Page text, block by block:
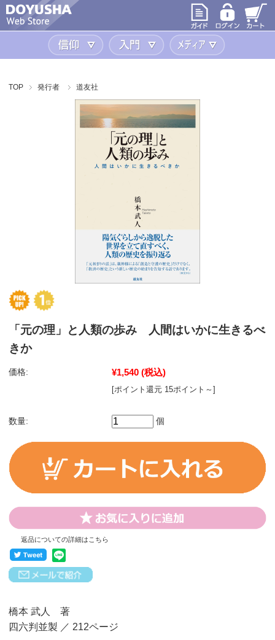
信仰 入門
TOP 発行者 道友社
「元の理」と人類の歩み 人間はいかに生きるべ
きか
価格: ¥1,540 (税込)
[ポイント還元 15ポイント～]
数量: 個
返品についての詳細はこちら
橋本 武人 著
四六判並製 ／ 212ページ